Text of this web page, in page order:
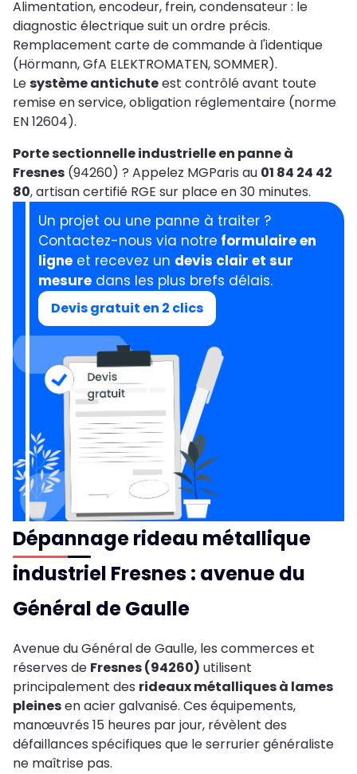
Alimentation, encodeur, frein, condensateur : le
diagnostic électrique suit un ordre précis.
Remplacement carte de commande à l'identique
(Hörmann, GfA ELEKTROMATEN, SOMMER).
Lesystème antichuteest contrôlé avant toute
remise en service, obligation réglementaire (norme
EN 12604).
Porte sectionnelle industrielle en panne à
Fresnes (94260) ? Appelez MGParis au 01 84 24 42
80, artisan certifié RGE sur place en 30 minutes.
Un projet ou une panne à traiter ?
Contactez-nous via notre formulaire en
ligne et recevez un devis clair et sur
mesure dans les plus brefs délais.
Devis gratuit en 2 clics
Dépannage rideau métallique
industriel Fresnes : avenue du
Général de Gaulle
Avenue du Général de Gaulle, les commerces et
réserves de Fresnes (94260) utilisent
principalement des rideaux métalliques à lames
pleinesen acier galvanisé. Ces équipements,
manœuvrés 15 heures par jour, révèlent des
défaillances spécifiques que le serrurier généraliste
ne maîtrise pas.